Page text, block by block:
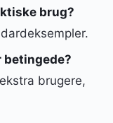
brug?
betingede?
brugere,